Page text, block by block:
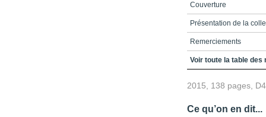
Couverture
Présentation de la
Remerciements
Table des matières
Chapitre 1 - Une
Voir toute la table des
2015, 138 pages,
Ce qu’on en dit...